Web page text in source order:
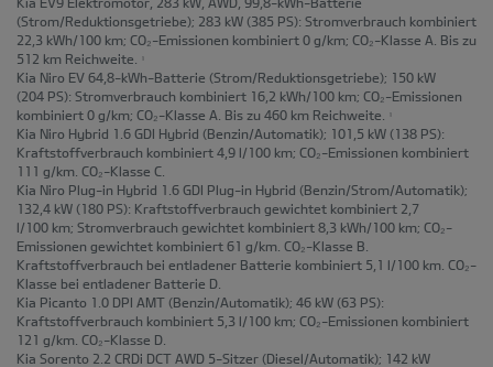
(Strom/Reduktionsgetriebe); 283 kW (385 PS): Stromverbrauch kombiniert
22,3 kWh/100 km; CO₂-Emissionen kombiniert 0 g/km; CO₂-Klasse A. Bis zu
512 km Reichweite.
1
Kia Niro EV 64,8-kWh-Batterie (Strom/Reduktionsgetriebe); 150 kW
(204 PS): Stromverbrauch kombiniert 16,2 kWh/100 km; CO₂-Emissionen
kombiniert 0 g/km; CO₂-Klasse A. Bis zu 460 km Reichweite.
1
Kia Niro Hybrid 1.6 GDI Hybrid (Benzin/Automatik); 101,5 kW (138 PS):
Kraftstoffverbrauch kombiniert 4,9 l/100 km; CO₂-Emissionen kombiniert
111 g/km. CO₂-Klasse C.
Kia Niro Plug-in Hybrid 1.6 GDI Plug-in Hybrid (Benzin/Strom/Automatik);
132,4 kW (180 PS): Kraftstoffverbrauch gewichtet kombiniert 2,7
l/100 km; Stromverbrauch gewichtet kombiniert 8,3 kWh/100 km; CO₂-
Emissionen gewichtet kombiniert 61 g/km. CO₂-Klasse B.
Kraftstoffverbrauch bei entladener Batterie kombiniert 5,1 l/100 km. CO₂-
Klasse bei entladener Batterie D.
Kia Picanto 1.0 DPI AMT (Benzin/Automatik); 46 kW (63 PS):
Kraftstoffverbrauch kombiniert 5,3 l/100 km; CO₂-Emissionen kombiniert
121 g/km. CO₂-Klasse D.
Kia Sorento 2.2 CRDi DCT AWD 5-Sitzer (Diesel/Automatik); 142 kW